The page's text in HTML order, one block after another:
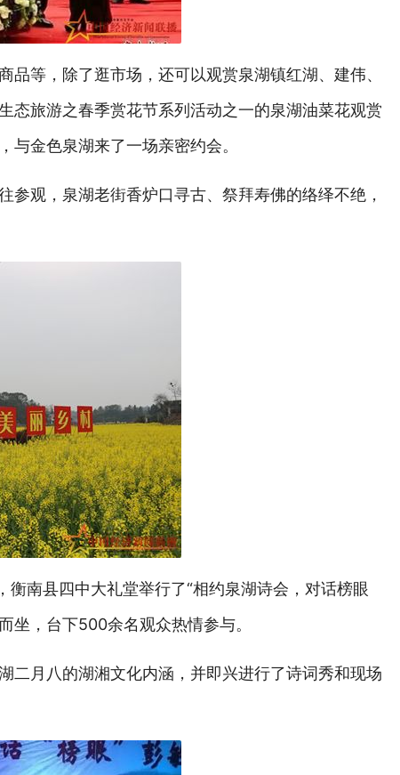
等，除了逛市场，还可以观赏泉湖镇红湖、建伟、
态旅游之春季赏花节系列活动之一的泉湖油菜花观赏
金色泉湖来了一场亲密约会。
观，泉湖老街香炉口寻古、祭拜寿佛的络绎不绝，
南县四中大礼堂举行了“相约泉湖诗会，对话榜眼
坐，台下500余名观众热情参与。
二月八的湖湘文化内涵，并即兴进行了诗词秀和现场